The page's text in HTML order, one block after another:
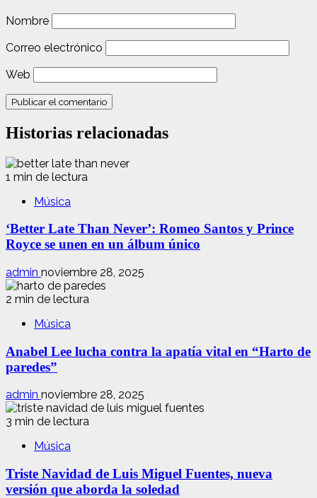
Nombre
Correo electrónico
Web
Historias relacionadas
1 min de lectura
Música
‘Better Late Than Never’: Romeo Santos y Prince
Royce se unen en un álbum único
admin noviembre 28, 2025
2 min de lectura
Música
Anabel Lee lucha contra la apatía vital en “Harto de
paredes”
admin noviembre 28, 2025
3 min de lectura
Música
Triste Navidad de Luis Miguel Fuentes, nueva
versión que aborda la soledad